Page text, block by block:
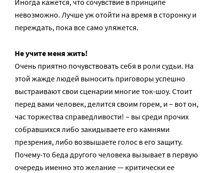
Иногда кажется, что сочувствие в принципе
невозможно. Лучше уж отойти на время в сторонку и
переждать, пока все само уляжется.
Не учите меня жить!
Очень приятно почувствовать себя в роли судьи. На
этой жажде людей выносить приговоры успешно
выстраивают свои сценарии многие ток-шоу. Стоит
перед вами человек, делится своим горем, и – вот он,
час торжества справедливости! – вы среди прочих
собравшихся либо закидываете его камнями
презрения, либо возвышаете голос в его защиту.
Почему-то беда другого человека вызывает в первую
очередь именно это желание — критически ее